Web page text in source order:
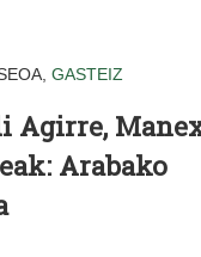
GASTEIZ
Agirre,
Arabako